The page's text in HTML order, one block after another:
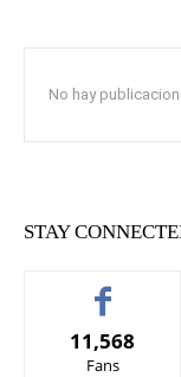
No hay
STAY
11,568
Fans